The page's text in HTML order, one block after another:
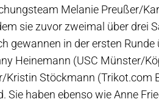
Melanie Preußer/
sie zuvor zweimal über drei
gewannen in der ersten
Heinemann (USC Münster/
Kristin Stöckmann (Trikot.com
Sie haben ebenso wie Anne